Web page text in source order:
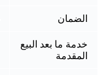
الضمان
خدمة ما بعد البيع
المقدمة